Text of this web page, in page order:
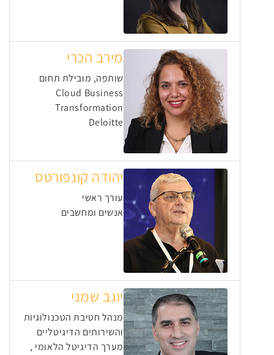
מירב הכרי
שותפה, מובילת תחום
Cloud Business
Transformation
Deloitte
יהודה קונפורטס
עורך ראשי
אנשים ומחשבים
יוגב שמני
מנהל חטיבת הטכנולוגיות
והשירותים הדיגיטליים
מערך הדיגיטל הלאומי ,